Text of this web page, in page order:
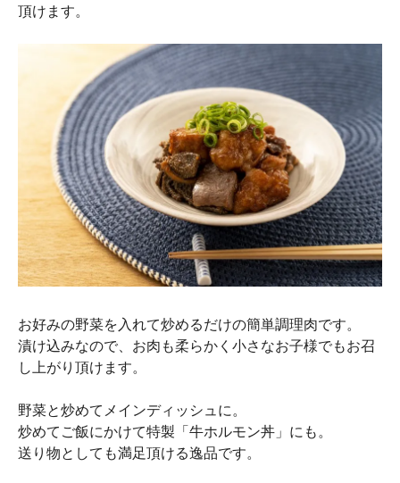
頂けます。
お好みの野菜を入れて炒めるだけの簡単調理肉です。
漬け込みなので、お肉も柔らかく小さなお子様でもお召
し上がり頂けます。
野菜と炒めてメインディッシュに。
炒めてご飯にかけて特製「牛ホルモン丼」にも。
送り物としても満足頂ける逸品です。